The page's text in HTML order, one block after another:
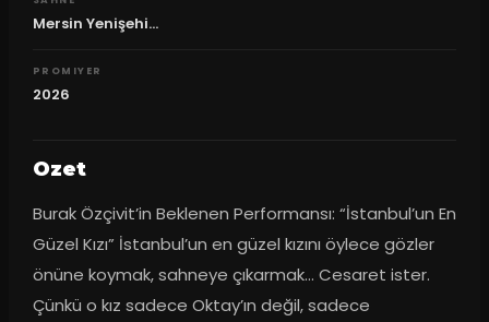
Mersin Yenişehi...
PROMIYER
2026
Ozet
Burak Özçivit’in Beklenen Performansı: “İstanbul’un En
Güzel Kızı” İstanbul’un en güzel kızını öylece gözler
önüne koymak, sahneye çıkarmak… Cesaret ister.
Çünkü o kız sadece Oktay’ın değil, sadece